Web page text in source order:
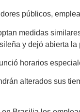
públicos,
medidas
y dejó abierta
horarios
alterados sus